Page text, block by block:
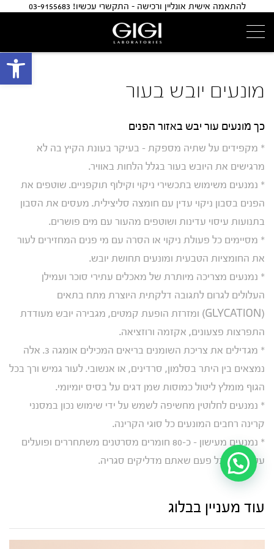
להתאמה אישית אונליין ורכישה - התקשרי עכשיו! 03-9155683
מונעים יובש בעור
כך מונעים עור יבש באזור הפנים
* מקפידים על שתיה מספקת – בעיקר בעונת הקיץ בה לא
מרגישים את היובש בעור בגלל הלחות באוויר.
* נמנעים משימוש בתכשירי ניקוי וקילוף תוקפניים. שוטפים את
הפנים בסבון ניקוי עדין עם חומצה סליצילית. מעסים את הסבון
בתנועות עיסוי עדינות ושוטפים מהעור עם מים פושרים.
* מסיימים כל פעולת ניקוי או הסרה עם מי פנים המחזירים לעור
את החומציות הטבעית ומונעים תחושת יובש.
* נמנעים מצריכה מיותרת של מאכלים עתירי סוכר ועמילן
העלולים לגרום לתגובה דלקתית היוצרת מתח בתאים
(GLYCATION) ומזרזת הופעת קמטים, מגבירה יובש מעודדת
התפרצות פצעונים, אקזמה ורוזציאה.
* מגדילים את צריכת השומנים בריאים המכילים אומגה 3. אלה
נמצאים בין היתר בסלמון, סרדינים, או אנשובי. לעור גמיש ורך בכל
הגוף מומלץ ליטול כמוסות שמן דגים על בסיס יומיומי.
* נמנעים לחלוטין מחשיפה לשמש על ידי שימוש נכון במסנני
קרינה רחבים המונעים כל סוגי הקרינה.
* נמנעים מעישון – כ-80 חומרים מסרטנים משתחררים ופועלים
על העור בכל פעם שאתם מדליקים סגריה.
עוד מעניין בבלוג